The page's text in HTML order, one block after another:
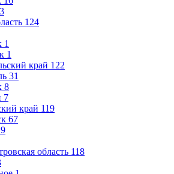
124
1
1
край 122
31
8
7
край 119
67
9
область 118